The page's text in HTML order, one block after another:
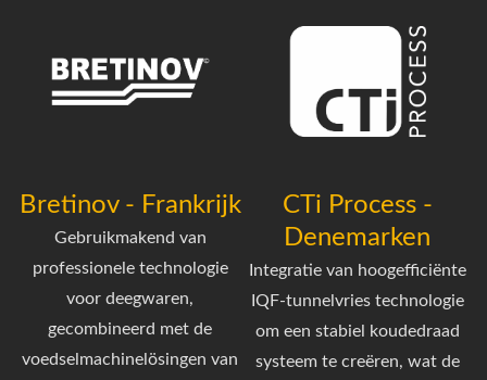
Bretinov - Frankrijk
Gebruikmakend van
professionele technologie
voor deegwaren,
gecombineerd met de
voedselmachinelösingen van
CTi Process -
Denemarken
Integratie van hoogefficiënte
IQF-tunnelvries technologie
om een stabiel koudedraad
systeem te creëren, wat de